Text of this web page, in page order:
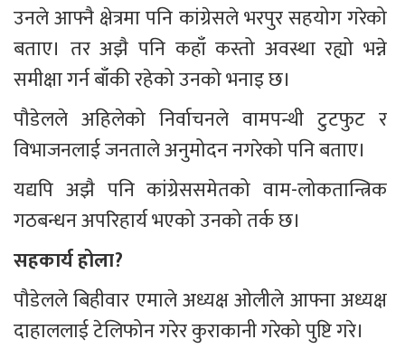
उनले आफ्नै क्षेत्रमा पनि कांग्रेसले भरपुर सहयोग गरेको
बताए। तर अझै पनि कहाँ कस्तो अवस्था रह्यो भन्ने
समीक्षा गर्न बाँकी रहेको उनको भनाइ छ।
पौडेलले अहिलेको निर्वाचनले वामपन्थी टुटफुट र
विभाजनलाई जनताले अनुमोदन नगरेको पनि बताए।
यद्यपि अझै पनि कांग्रेससमेतको वाम-लोकतान्त्रिक
गठबन्धन अपरिहार्य भएको उनको तर्क छ।
सहकार्य होला?
पौडेलले बिहीवार एमाले अध्यक्ष ओलीले आफ्ना अध्यक्ष
दाहाललाई टेलिफोन गरेर कुराकानी गरेको पुष्टि गरे।